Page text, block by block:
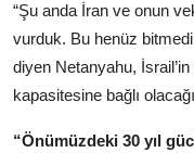
“Şu anda İran ve onun
vurduk. Bu henüz
diyen Netanyahu,
kapasitesine bağlı
“Önümüzdeki 30 yıl